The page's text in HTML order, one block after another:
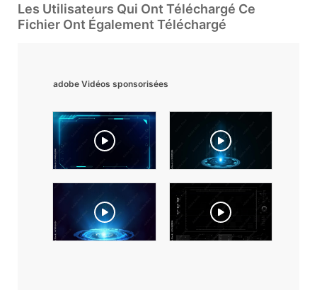
Les Utilisateurs Qui Ont Téléchargé Ce
Fichier Ont Également Téléchargé
adobe Vidéos sponsorisées